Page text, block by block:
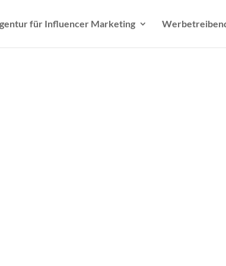
für Influencer Marketing